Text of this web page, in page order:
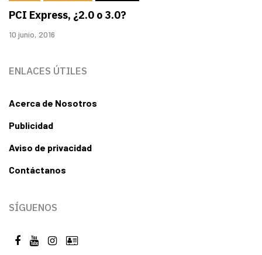
PCI Express, ¿2.0 o 3.0?
10 junio, 2016
ENLACES ÚTILES
Acerca de Nosotros
Publicidad
Aviso de privacidad
Contáctanos
SÍGUENOS